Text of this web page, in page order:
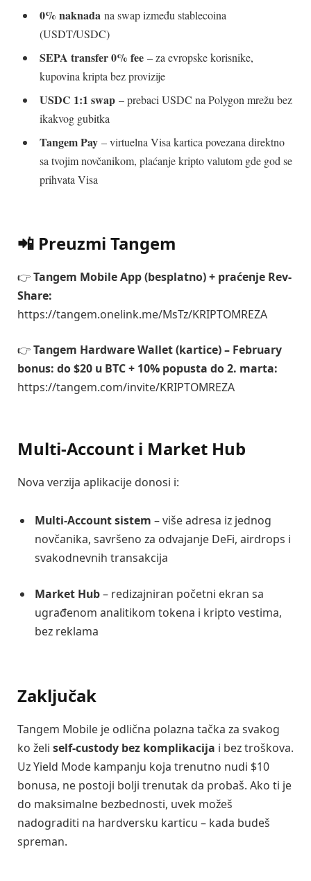
0% naknada na swap između stablecoina
(USDT/USDC)
SEPA transfer 0% fee – za evropske korisnike,
kupovina kripta bez provizije
USDC 1:1 swap – prebaci USDC na Polygon mrežu bez
ikakvog gubitka
Tangem Pay – virtuelna Visa kartica povezana direktno
sa tvojim novčanikom, plaćanje kripto valutom gde god se
prihvata Visa
📲 Preuzmi Tangem
👉Tangem Mobile App (besplatno) + praćenje Rev-
Share:
https://tangem.onelink.me/MsTz/KRIPTOMREZA
👉Tangem Hardware Wallet (kartice) – February
bonus: do $20 u BTC + 10% popusta do 2. marta:
https://tangem.com/invite/KRIPTOMREZA
Multi-Account i Market Hub
Nova verzija aplikacije donosi i:
Multi-Account sistem – više adresa iz jednog
novčanika, savršeno za odvajanje DeFi, airdrops i
svakodnevnih transakcija
Market Hub– redizajniran početni ekran sa
ugrađenom analitikom tokena i kripto vestima,
bez reklama
Zaključak
Tangem Mobile je odlična polazna tačka za svakog
ko želi self-custody bez komplikacija i bez troškova.
Uz Yield Mode kampanju koja trenutno nudi $10
bonusa, ne postoji bolji trenutak da probaš. Ako ti je
do maksimalne bezbednosti, uvek možeš
nadograditi na hardversku karticu – kada budeš
spreman.